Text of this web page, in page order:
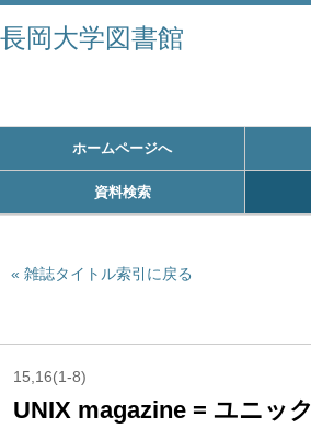
長岡大学図書館
ホームページへ
資料検索
雑誌タイトル索引に戻る
15,16(1-8)
UNIX magazine = ユニッ